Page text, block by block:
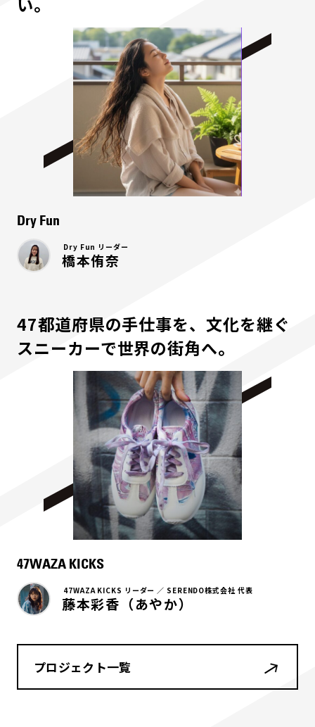
Dry Fun
Dry Fun リーダー
橋本侑奈
47都道府県の手仕事を、文化を継ぐ
スニーカーで世界の街角へ。
47WAZA KICKS
47WAZA KICKS リーダー ／ SERENDO株式会社 代表
藤本彩香（あやか）
プロジェクト一覧